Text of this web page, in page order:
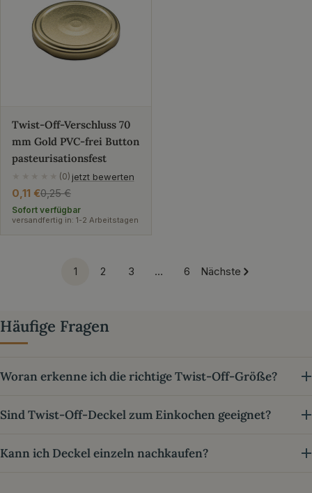
Twist-Off-Verschluss 70
mm Gold PVC-frei Button
pasteurisationsfest
(0) jetzt bewerten
Verkaufspreis
0,11 €
Regulärer
Preis
0,25 €
Sofort verfügbar
versandfertig in: 1-2 Arbeitstagen
1 2 3 … 6 Nächste
Häufige Fragen
Woran erkenne ich die richtige Twist-Off-Größe?
Sind Twist-Off-Deckel zum Einkochen geeignet?
Kann ich Deckel einzeln nachkaufen?